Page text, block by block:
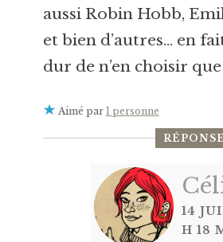
aussi Robin Hobb,
et bien d’autres… en
dur de n’en choisir que
Aimé par 1 personne
RÉPONSE
14
H 18